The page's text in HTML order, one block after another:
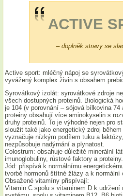
ACTIVE
– doplněk stravy se
Active sport: mléčný nápoj se
vyvážený komplex živin s obsahem
Syrovátkový izolát: syrovátkové zdroje
všech dostupných proteinů. Biologická
je 104 (v porovnání – sójová bílkovina
proteiny obsahují více aminokyselin s
druhy proteinů. To je výhodné nejen pro
sloužit také jako energetický zdroj
vyznačuje nízkým podílem tuku a
nezpůsobuje nadýmání a plynatost.
Colostrum: obsahuje důležité minerální
imunoglobuliny, růstové faktory a proteiny.
Jód: přispívá k normálnímu
tvorbě hormonů štítné žlázy a k normální
Obsažené vitamíny přispívají:
Vitamin C spolu s vitaminem D k udržení